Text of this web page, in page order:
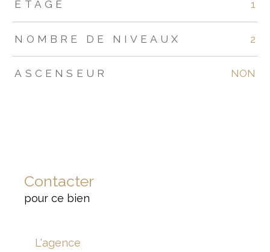
ETAGE 1
NOMBRE DE NIVEAUX 2
ASCENSEUR NON
Contacter
pour ce bien
L'agence